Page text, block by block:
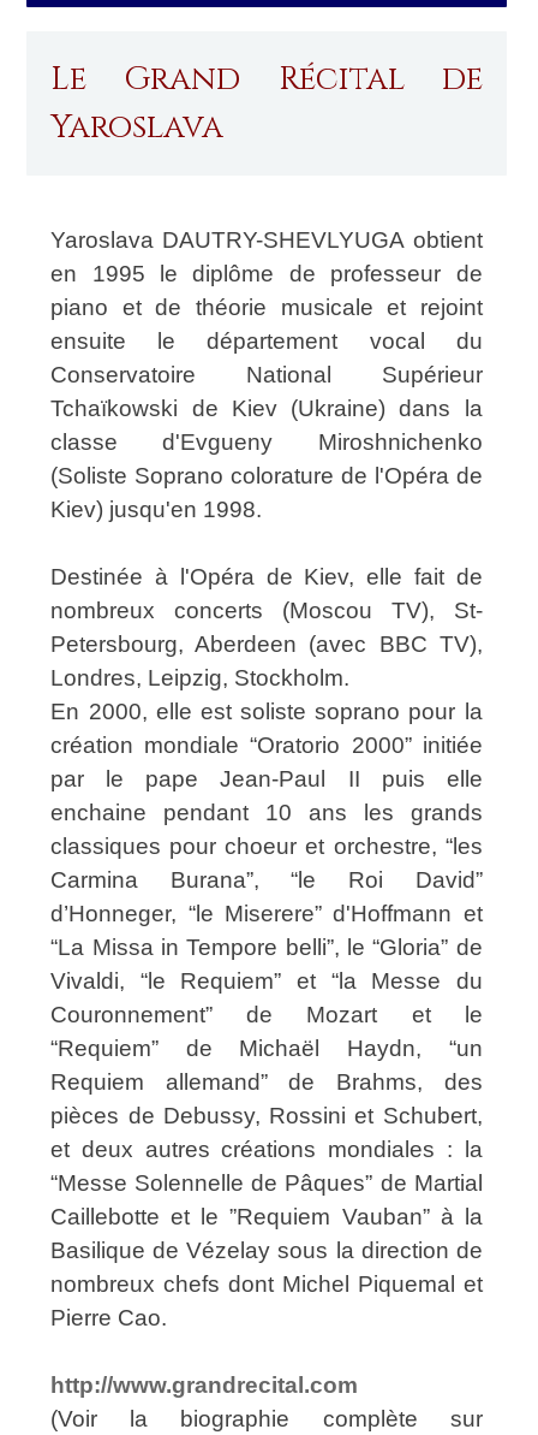
Le Grand Récital de
Yaroslava
Yaroslava DAUTRY-SHEVLYUGA obtient
en 1995 le diplôme de professeur de
piano et de théorie musicale et rejoint
ensuite le département vocal du
Conservatoire National Supérieur
Tchaïkowski de Kiev (Ukraine) dans la
classe d'Evgueny Miroshnichenko
(Soliste Soprano colorature de l'Opéra de
Kiev) jusqu'en 1998.
Destinée à l'Opéra de Kiev, elle fait de
nombreux concerts (Moscou TV), St-
Petersbourg, Aberdeen (avec BBC TV),
Londres, Leipzig, Stockholm.
En 2000, elle est soliste soprano pour la
création mondiale “Oratorio 2000” initiée
par le pape Jean-Paul II puis elle
enchaine pendant 10 ans les grands
classiques pour choeur et orchestre, “les
Carmina Burana”, “le Roi David”
d’Honneger, “le Miserere” d'Hoffmann et
“La Missa in Tempore belli”, le “Gloria” de
Vivaldi, “le Requiem” et “la Messe du
Couronnement” de Mozart et le
“Requiem” de Michaël Haydn, “un
Requiem allemand” de Brahms, des
pièces de Debussy, Rossini et Schubert,
et deux autres créations mondiales : la
“Messe Solennelle de Pâques” de Martial
Caillebotte et le ”Requiem Vauban” à la
Basilique de Vézelay sous la direction de
nombreux chefs dont Michel Piquemal et
Pierre Cao.
http://www.grandrecital.com
(Voir la biographie complète sur